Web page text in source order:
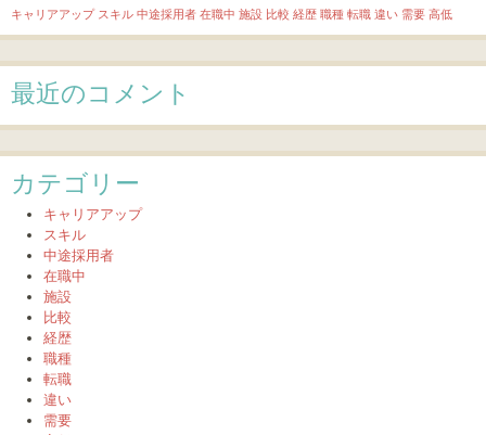
キャリアアップ スキル 中途採用者 在職中 施設 比較 経歴 職種 転職 違い 需要 高低
最近のコメント
カテゴリー
キャリアアップ
スキル
中途採用者
在職中
施設
比較
経歴
職種
転職
違い
需要